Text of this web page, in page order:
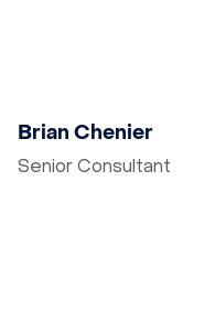
Brian Chenier
Senior Consultant